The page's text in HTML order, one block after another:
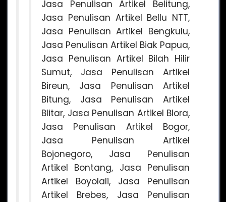
Jasa Penulisan Artikel Belitung,
Jasa Penulisan Artikel Bellu NTT,
Jasa Penulisan Artikel Bengkulu,
Jasa Penulisan Artikel Biak Papua,
Jasa Penulisan Artikel Bilah Hilir
Sumut, Jasa Penulisan Artikel
Bireun, Jasa Penulisan Artikel
Bitung, Jasa Penulisan Artikel
Blitar, Jasa Penulisan Artikel Blora,
Jasa Penulisan Artikel Bogor,
Jasa Penulisan Artikel
Bojonegoro, Jasa Penulisan
Artikel Bontang, Jasa Penulisan
Artikel Boyolali, Jasa Penulisan
Artikel Brebes, Jasa Penulisan